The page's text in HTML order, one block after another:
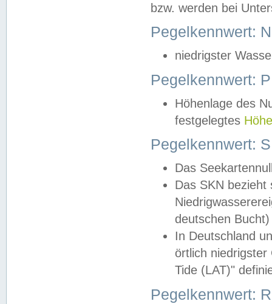
bzw. werden bei
Pegelkennwert:
niedrigster
Pegelkennwert:
Höhenlage des
festgelegtes
Pegelkennwert:
Das
Das SKN
deutschen
In Deutschland
örtlich
Tide (LAT)"
Pegelkennwert: